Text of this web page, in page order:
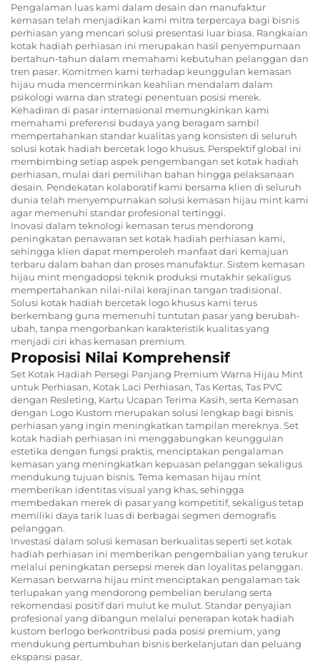
Pengalaman luas kami dalam desain dan manufaktur
kemasan telah menjadikan kami mitra terpercaya bagi bisnis
perhiasan yang mencari solusi presentasi luar biasa. Rangkaian
kotak hadiah perhiasan ini merupakan hasil penyempurnaan
bertahun-tahun dalam memahami kebutuhan pelanggan dan
tren pasar. Komitmen kami terhadap keunggulan kemasan
hijau muda mencerminkan keahlian mendalam dalam
psikologi warna dan strategi penentuan posisi merek.
Kehadiran di pasar internasional memungkinkan kami
memahami preferensi budaya yang beragam sambil
mempertahankan standar kualitas yang konsisten di seluruh
solusi kotak hadiah bercetak logo khusus. Perspektif global ini
membimbing setiap aspek pengembangan set kotak hadiah
perhiasan, mulai dari pemilihan bahan hingga pelaksanaan
desain. Pendekatan kolaboratif kami bersama klien di seluruh
dunia telah menyempurnakan solusi kemasan hijau mint kami
agar memenuhi standar profesional tertinggi.
Inovasi dalam teknologi kemasan terus mendorong
peningkatan penawaran set kotak hadiah perhiasan kami,
sehingga klien dapat memperoleh manfaat dari kemajuan
terbaru dalam bahan dan proses manufaktur. Sistem kemasan
hijau mint mengadopsi teknik produksi mutakhir sekaligus
mempertahankan nilai-nilai kerajinan tangan tradisional.
Solusi kotak hadiah bercetak logo khusus kami terus
berkembang guna memenuhi tuntutan pasar yang berubah-
ubah, tanpa mengorbankan karakteristik kualitas yang
menjadi ciri khas kemasan premium.
Proposisi Nilai Komprehensif
Set Kotak Hadiah Persegi Panjang Premium Warna Hijau Mint
untuk Perhiasan, Kotak Laci Perhiasan, Tas Kertas, Tas PVC
dengan Resleting, Kartu Ucapan Terima Kasih, serta Kemasan
dengan Logo Kustom merupakan solusi lengkap bagi bisnis
perhiasan yang ingin meningkatkan tampilan mereknya. Set
kotak hadiah perhiasan ini menggabungkan keunggulan
estetika dengan fungsi praktis, menciptakan pengalaman
kemasan yang meningkatkan kepuasan pelanggan sekaligus
mendukung tujuan bisnis. Tema kemasan hijau mint
memberikan identitas visual yang khas, sehingga
membedakan merek di pasar yang kompetitif, sekaligus tetap
memiliki daya tarik luas di berbagai segmen demografis
pelanggan.
Investasi dalam solusi kemasan berkualitas seperti set kotak
hadiah perhiasan ini memberikan pengembalian yang terukur
melalui peningkatan persepsi merek dan loyalitas pelanggan.
Kemasan berwarna hijau mint menciptakan pengalaman tak
terlupakan yang mendorong pembelian berulang serta
rekomendasi positif dari mulut ke mulut. Standar penyajian
profesional yang dibangun melalui penerapan kotak hadiah
kustom berlogo berkontribusi pada posisi premium, yang
mendukung pertumbuhan bisnis berkelanjutan dan peluang
ekspansi pasar.